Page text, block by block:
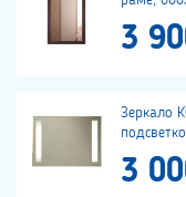
3
Зеркало
3